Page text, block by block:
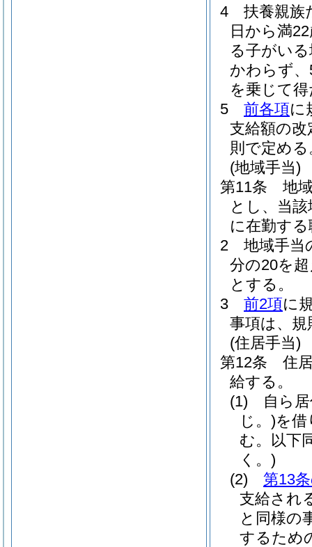
4
扶養親族
日から満
る子がい
かわらず
を乗じて
5
前各項に
支給額の
則で定める
(地域手当)
第11条
地
とし、当
に在勤す
2
地域手当
分の20を
とする。
3
前2項に
事項は、
(住居手当)
第12条
住
給する。
(1)
自ら
じ。)を借
む。以下
く。)
(2)
第13
支給され
と同様の
するため